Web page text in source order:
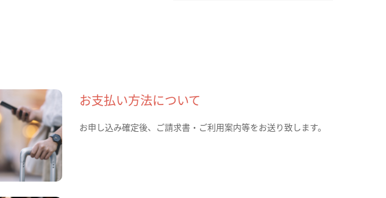
お支払い方法について
お申し込み確定後、ご請求書・ご利用案内等をお送り致します。